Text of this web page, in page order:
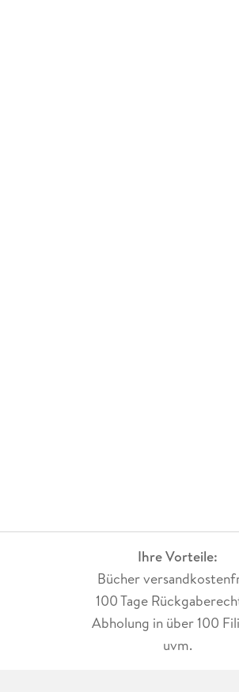
Ihre Vorteile:
Bücher
100 Tage
Abholung in über 100
uvm.